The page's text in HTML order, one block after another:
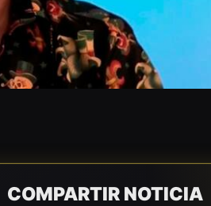
COMPARTIR NOTICIA